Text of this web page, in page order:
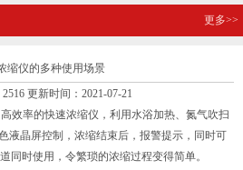
更多>>
缩仪的多种使用场景
更新时间：2021-07-21
效率的快速浓缩仪，利用水浴加热、氮气吹扫
液晶屏控制，浓缩结束后，报警提示，同时可
同时使用，令繁琐的浓缩过程变得简单。